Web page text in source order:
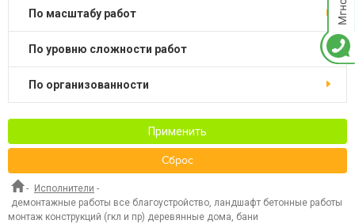
по масштабу работ
по уровню сложности работ
по организованности
Применить
Сброс
- Исполнители -
демонтажные работы все благоустройство, ландшафт бетонные работы
монтаж конструкций (гкл и пр) деревянные дома, бани